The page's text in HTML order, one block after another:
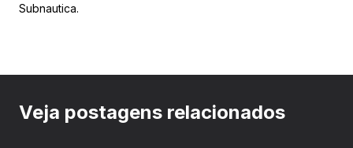
Subnautica.
Veja postagens relacionados